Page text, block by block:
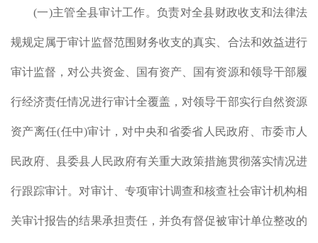
(一)主管全县审计工作。负责对全县财政收支和法律法
规规定属于审计监督范围财务收支的真实、合法和效益进行
审计监督，对公共资金、国有资产、国有资源和领导干部履
行经济责任情况进行审计全覆盖，对领导干部实行自然资源
资产离任(任中)审计，对中央和省委省人民政府、市委市人
民政府、县委县人民政府有关重大政策措施贯彻落实情况进
行跟踪审计。对审计、专项审计调查和核查社会审计机构相
关审计报告的结果承担责任，并负有督促被审计单位整改的